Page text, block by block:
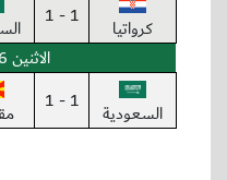
كرواتيا
1 - 1
الاثنين 26-09-2022
السعودية
1 - 1